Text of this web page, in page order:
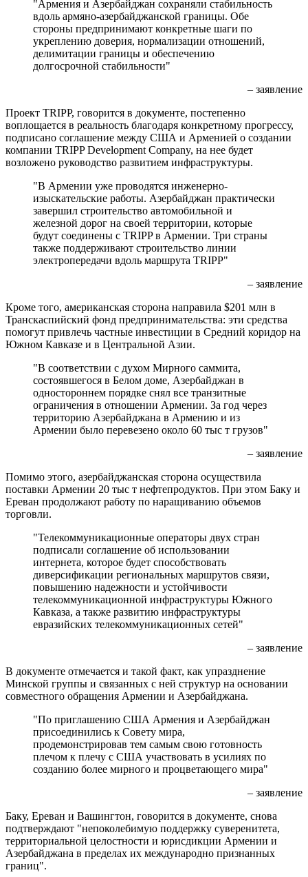
"Армения и Азербайджан сохраняли стабильность
вдоль армяно-азербайджанской границы. Обе
стороны предпринимают конкретные шаги по
укреплению доверия, нормализации отношений,
делимитации границы и обеспечению
долгосрочной стабильности"
– заявление
Проект TRIPP, говорится в документе, постепенно
воплощается в реальность благодаря конкретному прогрессу,
подписано соглашение между США и Арменией о создании
компании TRIPP Development Company, на нее будет
возложено руководство развитием инфраструктуры.
"В Армении уже проводятся инженерно-
изыскательские работы. Азербайджан практически
завершил строительство автомобильной и
железной дорог на своей территории, которые
будут соединены с TRIPP в Армении. Три страны
также поддерживают строительство линии
электропередачи вдоль маршрута TRIPP"
– заявление
Кроме того, американская сторона направила $201 млн в
Транскаспийский фонд предпринимательства: эти средства
помогут привлечь частные инвестиции в Средний коридор на
Южном Кавказе и в Центральной Азии.
"В соответствии с духом Мирного саммита,
состоявшегося в Белом доме, Азербайджан в
одностороннем порядке снял все транзитные
ограничения в отношении Армении. За год через
территорию Азербайджана в Армению и из
Армении было перевезено около 60 тыс т грузов"
– заявление
Помимо этого, азербайджанская сторона осуществила
поставки Армении 20 тыс т нефтепродуктов. При этом Баку и
Ереван продолжают работу по наращиванию объемов
торговли.
"Телекоммуникационные операторы двух стран
подписали соглашение об использовании
интернета, которое будет способствовать
диверсификации региональных маршрутов связи,
повышению надежности и устойчивости
телекоммуникационной инфраструктуры Южного
Кавказа, а также развитию инфраструктуры
евразийских телекоммуникационных сетей"
– заявление
В документе отмечается и такой факт, как упразднение
Минской группы и связанных с ней структур на основании
совместного обращения Армении и Азербайджана.
"По приглашению США Армения и Азербайджан
присоединились к Совету мира,
продемонстрировав тем самым свою готовность
плечом к плечу с США участвовать в усилиях по
созданию более мирного и процветающего мира"
– заявление
Баку, Ереван и Вашингтон, говорится в документе, снова
подтверждают "непоколебимую поддержку суверенитета,
территориальной целостности и юрисдикции Армении и
Азербайджана в пределах их международно признанных
границ".